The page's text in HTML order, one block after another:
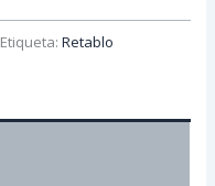
Etiqueta:Retablo